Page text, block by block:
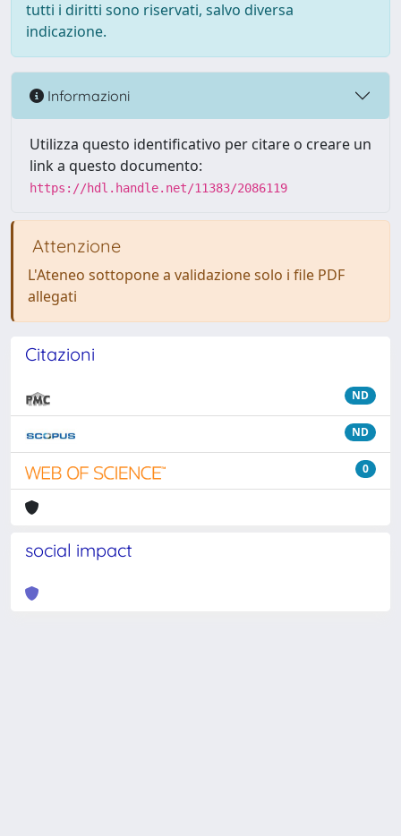
tutti i diritti sono riservati, salvo diversa
indicazione.
Informazioni
Utilizza questo identificativo per citare o creare un
link a questo documento:
https://hdl.handle.net/11383/2086119
Attenzione
L'Ateneo sottopone a validazione solo i file PDF
allegati
Citazioni
ND
ND
0
social impact